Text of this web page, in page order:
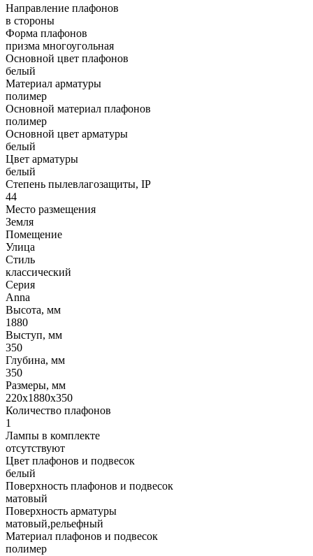
Направление плафонов
в стороны
Форма плафонов
призма многоугольная
Основной цвет плафонов
белый
Материал арматуры
полимер
Основной материал плафонов
полимер
Основной цвет арматуры
белый
Цвет арматуры
белый
Степень пылевлагозащиты, IP
44
Место размещения
Земля
Помещение
Улица
Стиль
классический
Серия
Anna
Высота, мм
1880
Выступ, мм
350
Глубина, мм
350
Размеры, мм
220x1880x350
Количество плафонов
1
Лампы в комплекте
отсутствуют
Цвет плафонов и подвесок
белый
Поверхность плафонов и подвесок
матовый
Поверхность арматуры
матовый,рельефный
Материал плафонов и подвесок
полимер